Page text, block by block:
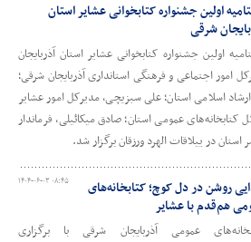
اولین جشنواره کتابخوانی عشایر استان
شرقی
اولین جشنواره کتابخوانی عشایر استان آذربایجان
امور اجتماعی و فرهنگی استانداری آذربایجان شرقی؛
اسلامی استان؛ علی سبزیچی، مدیرکل امور عشایر
کتابخانه‌های عمومی استان؛ صادق میکائیلی، فرماندار
در ییلاقات الهرد ورزقان برگزار شد.
۱۴۰۴-۰۶-۰۳ ۰۸:۴۵
روشن در دل کوچ؛ کتابخانه‌های
هم‌قدم با عشایر
عمومی آذربایجان شرقی با برگزاری